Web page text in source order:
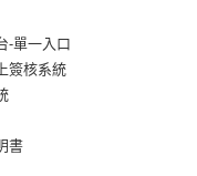
-單一入口
簽核系統
書